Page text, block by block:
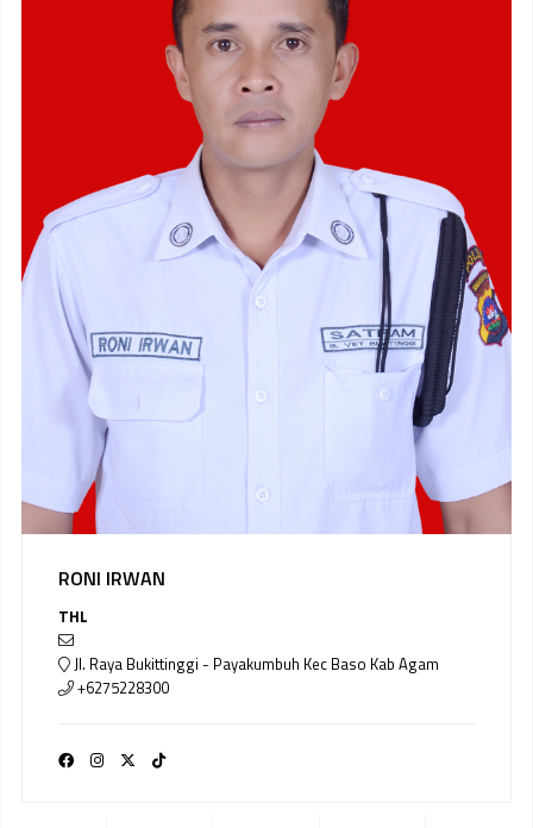
RONI IRWAN
THL
Jl. Raya Bukittinggi - Payakumbuh Kec Baso Kab Agam
+6275228300